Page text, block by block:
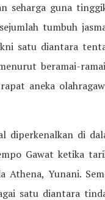
seharga guna
tumbuh
satu diantara
beramai-ramai
aneka
diperkenalkan di
Gawat ketika
Athena, Yunani.
satu diantara